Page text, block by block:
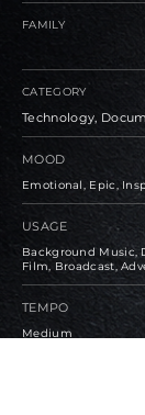
FAMILY
CATEGORY
Technology,
MOOD
Emotional, Epic,
USAGE
Background Music,
Film, Broadcast,
TEMPO
Medium